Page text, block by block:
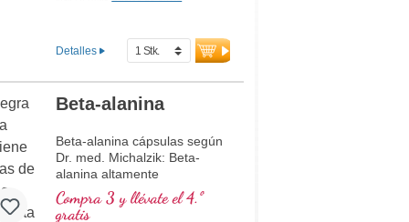
aminoácidos puros sin otros
aditivos, ideal para veganos y
por cantidad diaria
consumida (3 cápsulas):
Empacado en un bote con 90
cápsulas. Producido en
nuestras propias
instalaciones de producción
en Alemania, basado en 40
Detalles
Beta-alanina
Beta-alanina cápsulas según
Dr. med. Michalzik: Beta-
alanina altamente
concentrado con 750 mg por
cápsula. Apoya la resistencia,
Compra 3 y llévate el 4.º
gratis